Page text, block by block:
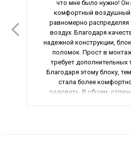
что мне было нужно! Он
комфортный воздушный
равномерно
воздух. Благодаря
надежной конструкции,
поломок. Прост в
требует дополнительных
Благодаря этому блоку,
стала более
радовать. В общем,